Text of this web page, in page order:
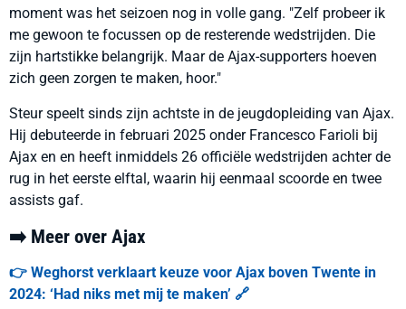
moment was het seizoen nog in volle gang. "Zelf probeer ik
me gewoon te focussen op de resterende wedstrijden. Die
zijn hartstikke belangrijk. Maar de Ajax-supporters hoeven
zich geen zorgen te maken, hoor."
Steur speelt sinds zijn achtste in de jeugdopleiding van Ajax.
Hij debuteerde in februari 2025 onder Francesco Farioli bij
Ajax en en heeft inmiddels 26 officiële wedstrijden achter de
rug in het eerste elftal, waarin hij eenmaal scoorde en twee
assists gaf.
➡️ Meer over Ajax
👉 Weghorst verklaart keuze voor Ajax boven Twente in
2024: ‘Had niks met mij te maken’ 🔗